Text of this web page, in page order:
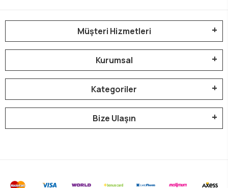
Müşteri Hizmetleri
Kurumsal
Kategoriler
Bize Ulaşın